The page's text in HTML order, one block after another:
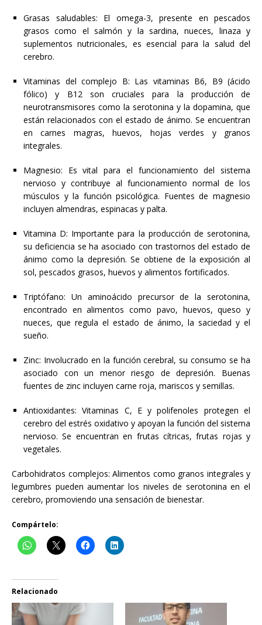
Grasas saludables: El omega-3, presente en pescados
grasos como el salmón y la sardina, nueces, linaza y
suplementos nutricionales, es esencial para la salud del
cerebro.
Vitaminas del complejo B: Las vitaminas B6, B9 (ácido
fólico) y B12 son cruciales para la producción de
neurotransmisores como la serotonina y la dopamina, que
están relacionados con el estado de ánimo. Se encuentran
en carnes magras, huevos, hojas verdes y granos
integrales.
Magnesio: Es vital para el funcionamiento del sistema
nervioso y contribuye al funcionamiento normal de los
músculos y la función psicológica. Fuentes de magnesio
incluyen almendras, espinacas y palta.
Vitamina D: Importante para la producción de serotonina,
su deficiencia se ha asociado con trastornos del estado de
ánimo como la depresión. Se obtiene de la exposición al
sol, pescados grasos, huevos y alimentos fortificados.
Triptófano: Un aminoácido precursor de la serotonina,
encontrado en alimentos como pavo, huevos, queso y
nueces, que regula el estado de ánimo, la saciedad y el
sueño.
Zinc: Involucrado en la función cerebral, su consumo se ha
asociado con un menor riesgo de depresión. Buenas
fuentes de zinc incluyen carne roja, mariscos y semillas.
Antioxidantes: Vitaminas C, E y polifenoles protegen el
cerebro del estrés oxidativo y apoyan la función del sistema
nervioso. Se encuentran en frutas cítricas, frutas rojas y
vegetales.
Carbohidratos complejos: Alimentos como granos integrales y
legumbres pueden aumentar los niveles de serotonina en el
cerebro, promoviendo una sensación de bienestar.
Compártelo:
Relacionado